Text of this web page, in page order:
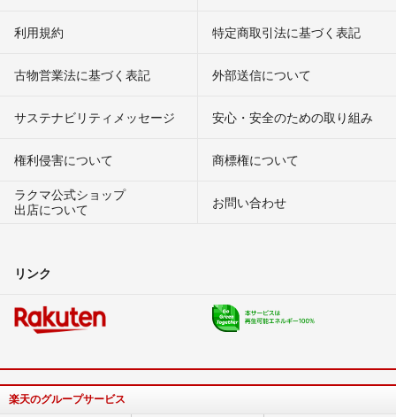
利用規約 特定商取引法に基づく表記
古物営業法に基づく表記 外部送信について
サステナビリティメッセージ 安心・安全のための取り組み
権利侵害について
商標権について
ラクマ公式ショップ
出店について
お問い合わせ
リンク
楽天のグループサービス